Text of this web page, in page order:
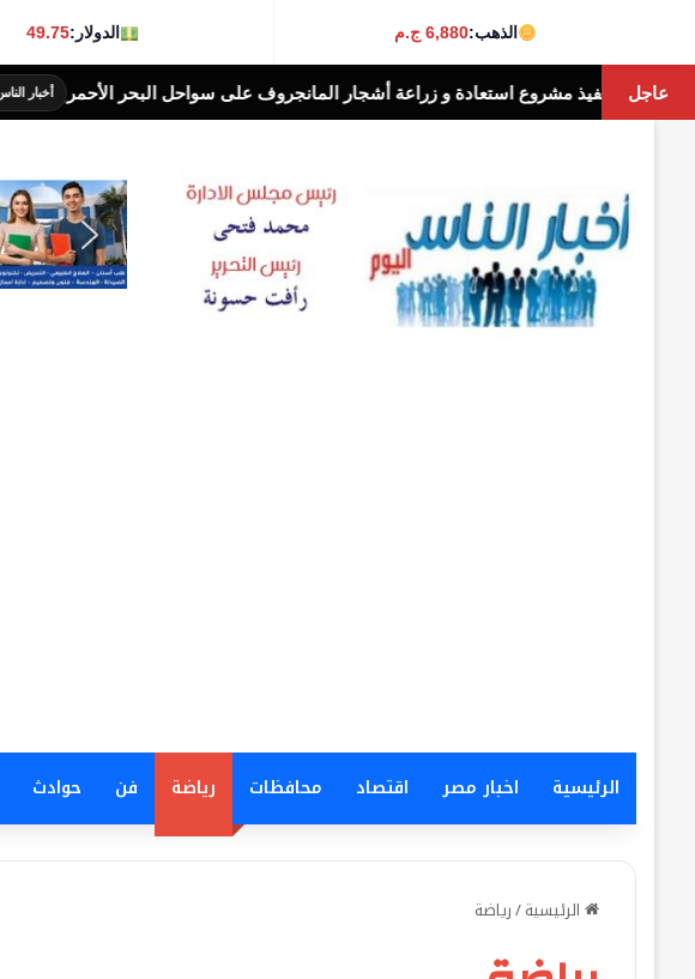
الذهب:6,880 ج.م الدولار:49.75
عاجل
تتابع تنفيذ مشروع استعادة و زراعة أشجار المانجروف على سواحل البحر الأحمر أخبار الناس اليوم
الرئيسية اخبار مصر اقتصاد محافظات رياضة فن حوادث
الرئيسية/رياضة